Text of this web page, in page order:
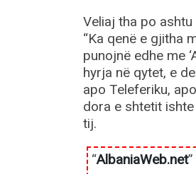
Veliaj tha po
“Ka qenë e gjitha
punojnë edhe me
hyrja në qytet, e
apo Teleferiku,
dora e shtetit
tij.
“AlbaniaWeb.net”